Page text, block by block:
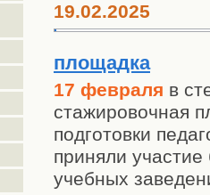
19.02.2025
площадка
17 февраля в
стажировочная
подготовки
приняли
учебных